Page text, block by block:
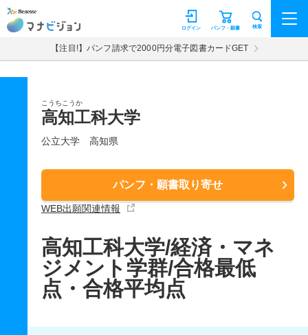
マナビジョン パンフ・願書
ログイン 検索
【注目!】パンフ請求で2000円分電子図書カードGET
こうちこうか
高知工科大学
公立大学 高知県
パンフ・願書取り寄せ
WEB出願関連情報
高知工科大学/経済・マネ
ジメント学群/合格最低
点・合格平均点